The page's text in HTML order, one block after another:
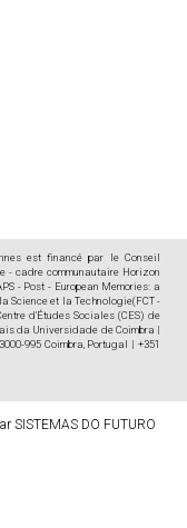
est financé par le Conseil
- cadre communautaire Horizon
- Post - European Memories: a
Science et la Technologie(FCT -
d'Études Sociales (CES) de
da Universidade de Coimbra |
995 Coimbra, Portugal | +351
SISTEMAS DO FUTURO